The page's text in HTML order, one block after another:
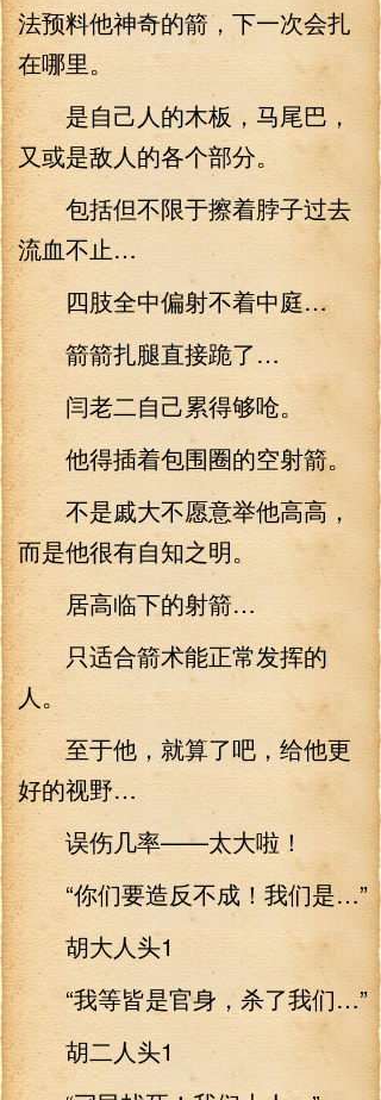
法预料他神奇的箭，下一次会扎
在哪里。
是自己人的木板，马尾巴，
又或是敌人的各个部分。
包括但不限于擦着脖子过去
流血不止…
四肢全中偏射不着中庭…
箭箭扎腿直接跪了…
闫老二自己累得够呛。
他得插着包围圈的空射箭。
不是戚大不愿意举他高高，
而是他很有自知之明。
居高临下的射箭…
只适合箭术能正常发挥的
人。
至于他，就算了吧，给他更
好的视野…
误伤几率——太大啦！
“你们要造反不成！我们是…”
胡大人头1
“我等皆是官身，杀了我们…”
胡二人头1